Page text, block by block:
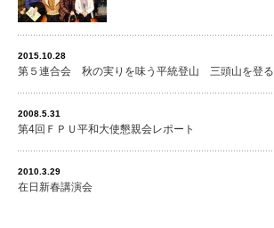
2015.10.28
第５連合会 秋の実りを味う平統登山 三頭山を登る
2008.5.31
第4回ＦＰＵ平和大使懇親会レポート
2010.3.29
在日新春講演会